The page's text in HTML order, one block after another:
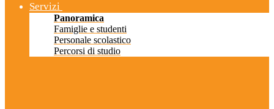
Servizi
Panoramica
Famiglie e studenti
Personale scolastico
Percorsi di studio